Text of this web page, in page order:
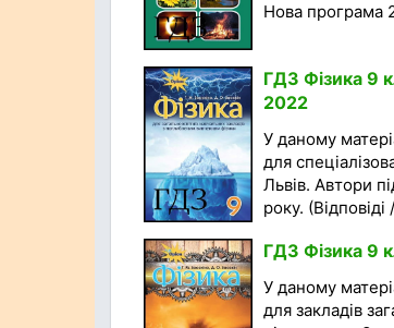
Нова програма
ГДЗ Фізика 9
2022
У даному
для
Львів. Автори
року.
ГДЗ Фізика 9
У даному
для закладів